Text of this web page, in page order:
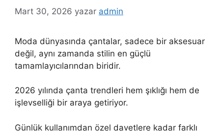
Mart 30, 2026 yazar admin
Moda dünyasında çantalar, sadece bir aksesuar
değil, aynı zamanda stilin en güçlü
tamamlayıcılarından biridir.
2026 yılında çanta trendleri hem şıklığı hem de
işlevselliği bir araya getiriyor.
Günlük kullanımdan özel davetlere kadar farklı